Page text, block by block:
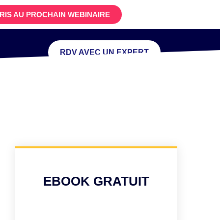
AU PROCHAIN WEBINAIRE
RDV AVEC UN EXPERT
EBOOK GRATUIT